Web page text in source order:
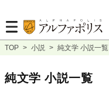
TOP > 小説 > 純文学 小説一覧
純文学 小説一覧